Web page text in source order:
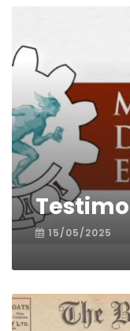
15/05/2025